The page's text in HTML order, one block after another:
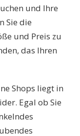
und Ihre
Sie die
und Preis zu
das Ihren
Shops liegt in
Egal ob Sie